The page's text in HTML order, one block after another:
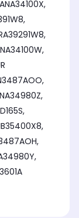
EN4001AOW, EN3601A